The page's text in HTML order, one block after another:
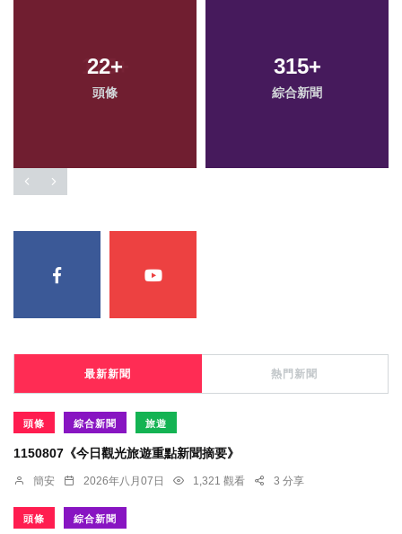
22+
頭條
315+
綜合新聞
最新新聞 熱門新聞
頭條 綜合新聞 旅遊
1150807《今日觀光旅遊重點新聞摘要》
簡安 2026年八月07日 1,321 觀看 3 分享
頭條 綜合新聞